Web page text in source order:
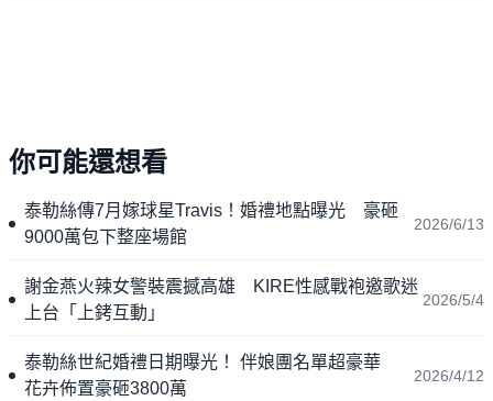
你可能還想看
泰勒絲傳7月嫁球星Travis！婚禮地點曝光 豪砸
9000萬包下整座場館
2026/6/13
謝金燕火辣女警裝震撼高雄 KIRE性感戰袍邀歌迷
上台「上銬互動」
2026/5/4
泰勒絲世紀婚禮日期曝光！ 伴娘團名單超豪華
花卉佈置豪砸3800萬
2026/4/12